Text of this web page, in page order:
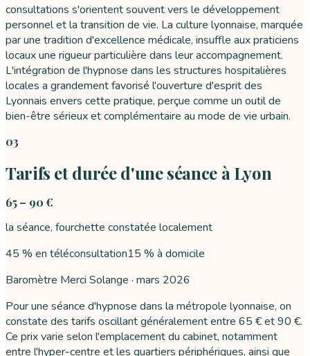
consultations s'orientent souvent vers le développement
personnel et la transition de vie. La culture lyonnaise, marquée
par une tradition d'excellence médicale, insuffle aux praticiens
locaux une rigueur particulière dans leur accompagnement.
L'intégration de l'hypnose dans les structures hospitalières
locales a grandement favorisé l'ouverture d'esprit des
Lyonnais envers cette pratique, perçue comme un outil de
bien-être sérieux et complémentaire au mode de vie urbain.
03
Tarifs et durée d'une séance à Lyon
65 – 90 €
la séance, fourchette constatée localement
45 % en téléconsultation15 % à domicile
Baromètre Merci Solange · mars 2026
Pour une séance d'hypnose dans la métropole lyonnaise, on
constate des tarifs oscillant généralement entre 65 € et 90 €.
Ce prix varie selon l'emplacement du cabinet, notamment
entre l'hyper-centre et les quartiers périphériques, ainsi que